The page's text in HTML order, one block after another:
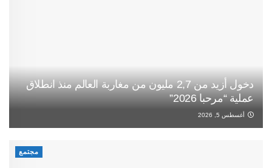
دخول أزيد من 2,7 مليون من مغاربة العالم منذ انطلاق
عملية “مرحبا 2026”
أغسطس 5, 2026
مجتمع